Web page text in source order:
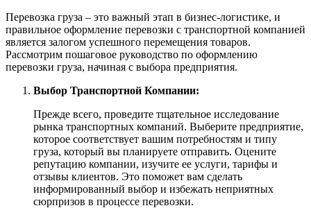
Перевозка груза – это важный этап в бизнес-логистике, и
правильное оформление перевозки с транспортной компанией
является залогом успешного перемещения товаров.
Рассмотрим пошаговое руководство по оформлению
перевозки груза, начиная с выбора предприятия.
Выбор Транспортной Компании:
Прежде всего, проведите тщательное исследование
рынка транспортных компаний. Выберите предприятие,
которое соответствует вашим потребностям и типу
груза, который вы планируете отправить. Оцените
репутацию компании, изучите ее услуги, тарифы и
отзывы клиентов. Это поможет вам сделать
информированный выбор и избежать неприятных
сюрпризов в процессе перевозки.